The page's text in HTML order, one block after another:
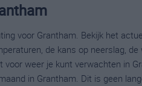
voor Grantham. Bekijk het
de kans op neerslag,
voor weer je kunt verwachten in
in Grantham. Dit is geen